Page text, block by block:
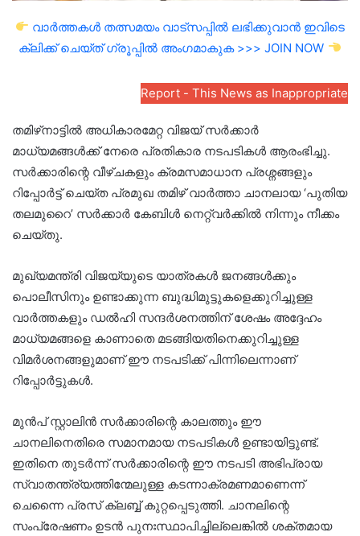
വാർത്തകൾ തത്സമയം വാട്സപ്പിൽ ലഭിക്കുവാൻ ഇവിടെ
ക്ലിക്ക് ചെയ്ത് ഗ്രൂപ്പിൽ അംഗമാകുക >>> JOIN NOW
Report - This News as Inappropriate
തമിഴ്‌നാട്ടിൽ അധികാരമേറ്റ വിജയ് സർക്കാർ
മാധ്യമങ്ങൾക്ക് നേരെ പ്രതികാര നടപടികൾ ആരംഭിച്ചു.
സർക്കാരിന്റെ വീഴ്ചകളും ക്രമസമാധാന പ്രശ്നങ്ങളും
റിപ്പോർട്ട് ചെയ്ത പ്രമുഖ തമിഴ് വാർത്താ ചാനലായ ‘പുതിയ
തലമുറൈ’ സർക്കാർ കേബിൾ നെറ്റ്‌വർക്കിൽ നിന്നും നീക്കം
ചെയ്തു.
മുഖ്യമന്ത്രി വിജയ്‍യുടെ യാത്രകൾ ജനങ്ങൾക്കും
പൊലീസിനും ഉണ്ടാക്കുന്ന ബുദ്ധിമുട്ടുകളെക്കുറിച്ചുള്ള
വാർത്തകളും ഡൽഹി സന്ദർശനത്തിന് ശേഷം അദ്ദേഹം
മാധ്യമങ്ങളെ കാണാതെ മടങ്ങിയതിനെക്കുറിച്ചുള്ള
വിമർശനങ്ങളുമാണ് ഈ നടപടിക്ക് പിന്നിലെന്നാണ്
റിപ്പോർട്ടുകൾ.
മുൻപ് സ്റ്റാലിൻ സർക്കാരിന്റെ കാലത്തും ഈ
ചാനലിനെതിരെ സമാനമായ നടപടികൾ ഉണ്ടായിട്ടുണ്ട്.
ഇതിനെ തുടർന്ന് സർക്കാരിന്റെ ഈ നടപടി അഭിപ്രായ
സ്വാതന്ത്ര്യത്തിന്മേലുള്ള കടന്നാക്രമണമാണെന്ന്
ചെന്നൈ പ്രസ് ക്ലബ്ബ് കുറ്റപ്പെടുത്തി. ചാനലിന്റെ
സംപ്രേഷണം ഉടൻ പുനഃസ്ഥാപിച്ചില്ലെങ്കിൽ ശക്തമായ